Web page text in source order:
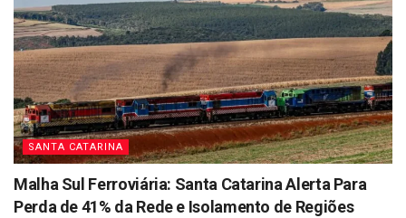
SANTA CATARINA
Malha Sul Ferroviária: Santa Catarina Alerta Para
Perda de 41% da Rede e Isolamento de Regiões